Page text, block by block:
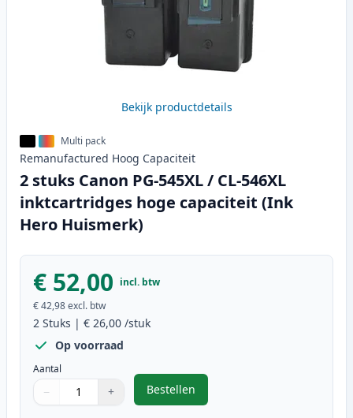
Bekijk productdetails
Multi pack
Remanufactured Hoog Capaciteit
2 stuks Canon PG-545XL / CL-546XL
inktcartridges hoge capaciteit (Ink
Hero Huismerk)
€ 52,00 incl. btw
€ 42,98excl. btw
2 Stuks | € 26,00 /stuk
Op voorraad
Aantal
Gebruik de knoppen om aan te passen
− +
1
Bestellen
,2 stuks Canon PG-545XL / CL-